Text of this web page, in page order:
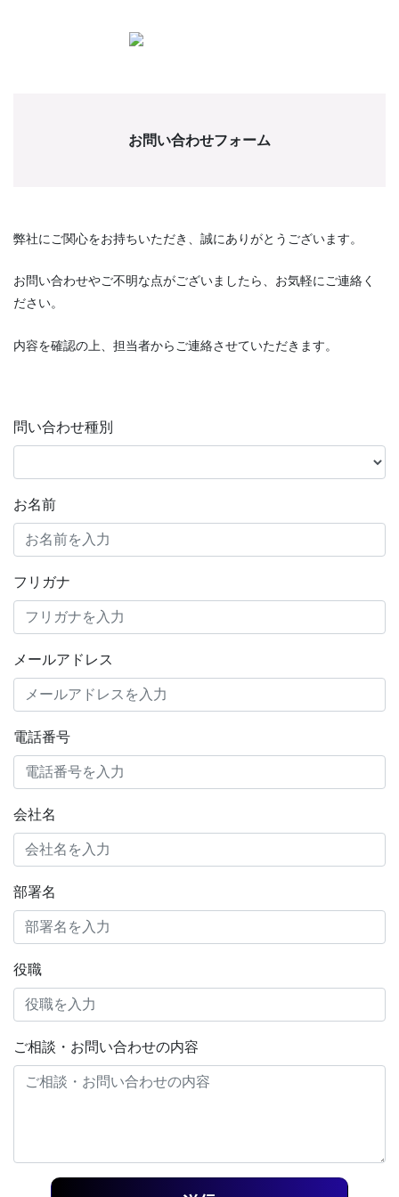
お問い合わせフォーム
弊社にご関心をお持ちいただき、誠にありがとうございます。
お問い合わせやご不明な点がございましたら、お気軽にご連絡く
ださい。
内容を確認の上、担当者からご連絡させていただきます。
問い合わせ種別
お名前
フリガナ
メールアドレス
電話番号
会社名
部署名
役職
ご相談・お問い合わせの内容